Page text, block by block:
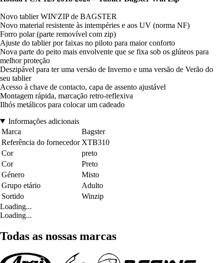
Novo tablier WIN'ZIP de BAGSTER
Novo material resistente às intempéries e aos UV (norma NF)
Forro polar (parte removível com zip)
Ajuste do tablier por faixas no piloto para maior conforto
Nova parte do peito mais envolvente que se fixa sob os glúteos para
melhor proteção
Deszipável para ter uma versão de Inverno e uma versão de Verão do
seu tablier
Acesso à chave de contacto, capa de assento ajustável
Montagem rápida, marcação retro-reflexiva
Ilhós metálicos para colocar um cadeado
Informações adicionais
Marca
Bagster
Referência do fornecedor XTB310
Cor
preto
Cor
Preto
Género
Misto
Grupo etário
Adulto
Sortido
Winzip
Loading...
Loading...
Todas as nossas marcas